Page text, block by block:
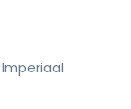
Imperiaal